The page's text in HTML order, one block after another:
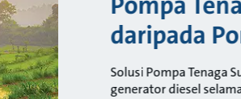
daripada
Solusi Pompa Tenaga
generator diesel